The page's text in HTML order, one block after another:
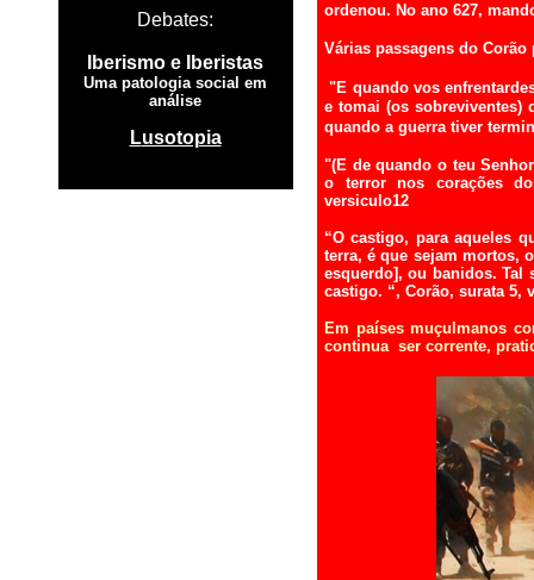
Debates:
Iberismo e Iberistas
Uma patologia social em
análise
Lusotopia
ordenou. No ano 627,
Várias passagens do
"E quando vos
e tomai (os sobreviventes)
quando a guerra tiver
"(E de quando o teu
o terror nos corações
versiculo12
“O castigo, para aqueles
terra, é que sejam mortos,
esquerdo], ou banidos. Tal
castigo. “, Corão, surata 5,
Em países muçulmanos
continua ser corrente,